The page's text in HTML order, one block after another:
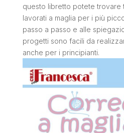
questo libretto potete trovare
lavorati a maglia per i più
passo a passo e alle
progetti sono facili da
anche per i principianti.